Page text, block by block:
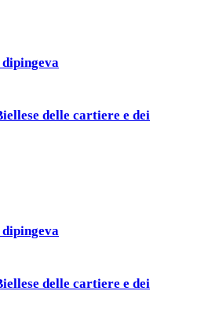
delle cartiere e dei
delle cartiere e dei